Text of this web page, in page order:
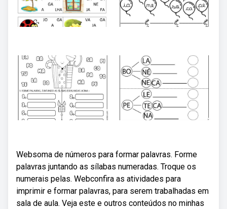
Websoma de números para formar palavras. Forme
palavras juntando as sílabas numeradas. Troque os
numerais pelas. Webconfira as atividades para
imprimir e formar palavras, para serem trabalhadas em
sala de aula. Veja este e outros conteúdos no minhas